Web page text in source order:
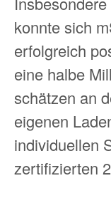
konnte sich
erfolgreich
eine halbe
schätzen an
eigenen
individuellen
zertifizierten